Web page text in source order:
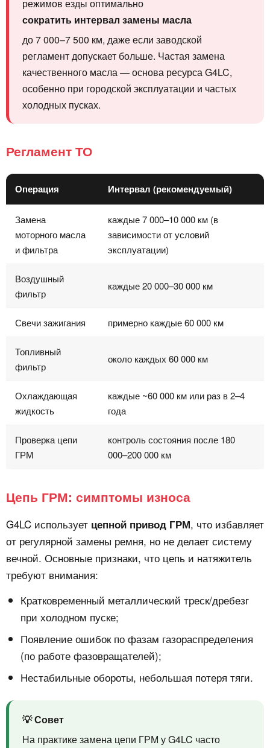
режимов езды оптимально
сократить интервал замены масла
до 7 000–7 500 км, даже если заводской
регламент допускает больше. Частая замена
качественного масла — основа ресурса G4LC,
особенно при городской эксплуатации и частых
холодных пусках.
Регламент ТО
Операция Интервал (рекомендуемый)
Замена
моторного масла
и фильтра
каждые 7 000–10 000 км (в
зависимости от условий
эксплуатации)
Воздушный
фильтр
каждые 20 000–30 000 км
Свечи зажигания примерно каждые 60 000 км
Топливный
фильтр
около каждых 60 000 км
Охлаждающая
жидкость
каждые ~60 000 км или раз в 2–4
года
Проверка цепи
ГРМ
контроль состояния после 180
000–200 000 км
Цепь ГРМ: симптомы износа
G4LC использует цепной привод ГРМ, что избавляет
от регулярной замены ремня, но не делает систему
вечной. Основные признаки, что цепь и натяжитель
требуют внимания:
Кратковременный металлический треск/дребезг
при холодном пуске;
Появление ошибок по фазам газораспределения
(по работе фазовращателей);
Нестабильные обороты, небольшая потеря тяги.
💡 Совет
На практике замена цепи ГРМ у G4LC часто